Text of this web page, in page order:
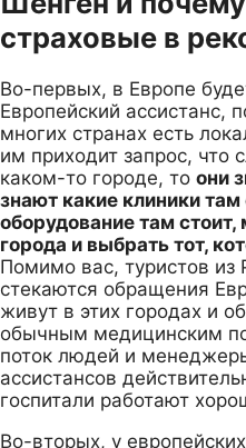
страховые в
Во-первых, в Европе
Европейский ассистанс,
многих странах есть
им приходит запрос, что
каком-то городе, то они
знают какие клиники там
оборудование там стоит,
города и выбрать тот,
Помимо вас, туристов из
стекаются обращения
живут в этих городах и
обычным медицинским
поток людей и
ассистансов
госпитали работают
Во-вторых, у